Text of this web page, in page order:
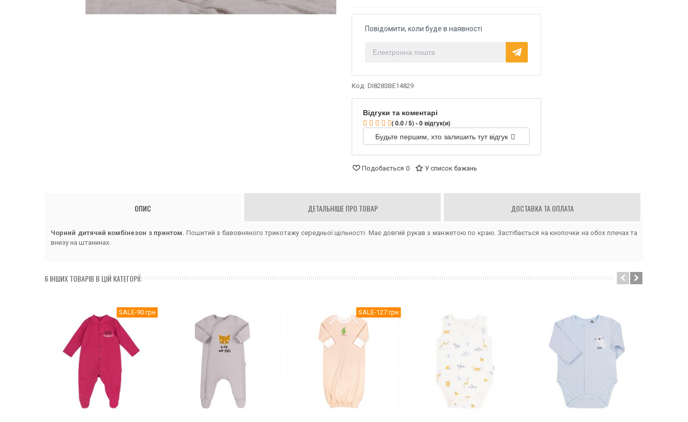
Повідомити, коли буде в наявності
Код: DI8283BE14829
Відгуки та коментарі
( 0.0 / 5) - 0 відгук(и)
Будьте першим, хто залишить тут відгук
Подобається 0 У список бажань
ОПИС ДЕТАЛЬНІШЕ ПРО ТОВАР ДОСТАВКА ТА ОПЛАТА
Чорний дитячий комбінезон з принтом. Пошитий з бавовняного трикотажу середньої щільності. Має довгий рукав з манжетою по краю. Застібається на кнопочки на обох плечах та
внизу на штанинах.
6 ІНШИХ ТОВАРІВ В ЦІЙ КАТЕГОРІЇ:
SALE-90 грн SALE-127 грн